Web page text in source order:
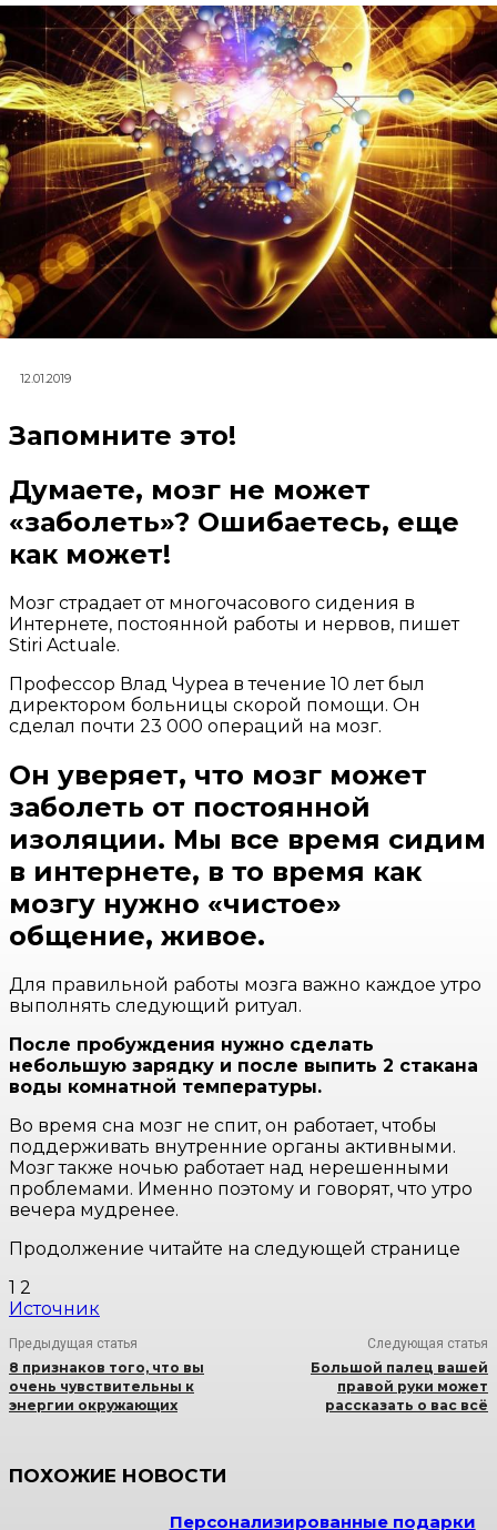
12.01.2019
Запомните это!
Думаете, мозг не может
«заболеть»? Ошибаетесь, еще
как может!
Мозг страдает от многочасового сидения в
Интернете, постоянной работы и нервов, пишет
Stiri Actuale.
Профессор Влад Чуреа в течение 10 лет был
директором больницы скорой помощи. Он
сделал почти 23 000 операций на мозг.
Он уверяет, что мозг может
заболеть от постоянной
изоляции. Мы все время сидим
в интернете, в то время как
мозгу нужно «чистое»
общение, живое.
Для правильной работы мозга важно каждое утро
выполнять следующий ритуал.
После пробуждения нужно сделать
небольшую зарядку и после выпить 2 стакана
воды комнатной температуры.
Во время сна мозг не спит, он работает, чтобы
поддерживать внутренние органы активными.
Мозг также ночью работает над нерешенными
проблемами. Именно поэтому и говорят, что утро
вечера мудренее.
Продолжение читайте на следующей странице
1 2
Источник
Предыдущая статья
8 признаков того, что вы
очень чувствительны к
энергии окружающих
Следующая статья
Большой палец вашей
правой руки может
рассказать о вас всё
ПОХОЖИЕ НОВОСТИ
Персонализированные подарки